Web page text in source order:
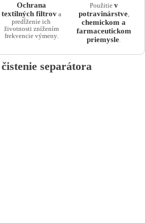
Ochrana
textilných filtrova
predĺženie ich
životnosti znížením
frekvencie výmeny.
Použitie v
potravinárstve,
chemickom a
farmaceutickom
priemysle.
separátora